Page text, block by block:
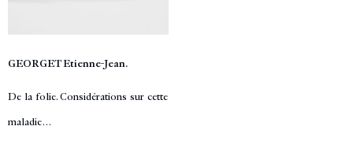
GEORGET Etienne-Jean.
De la folie. Considérations sur cette
maladie…